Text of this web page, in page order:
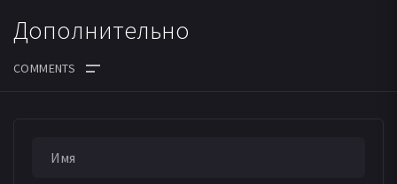
Дополнительно